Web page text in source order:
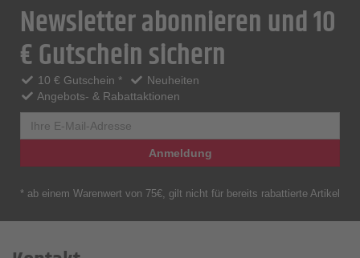
Newsletter abonnieren und 10
€ Gutschein sichern
10 € Gutschein *
Neuheiten
Angebots- & Rabattaktionen
Anmeldung
* ab einem Warenwert von 75€, gilt nicht für bereits rabattierte Artikel